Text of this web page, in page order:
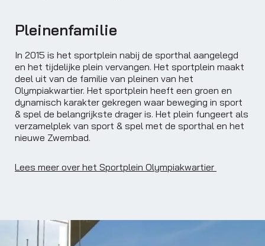
Pleinenfamilie
In 2015 is het sportplein nabij de sporthal aangelegd
en het tijdelijke plein vervangen. Het sportplein maakt
deel uit van de familie van pleinen van het
Olympiakwartier. Het sportplein heeft een groen en
dynamisch karakter gekregen waar beweging in sport
& spel de belangrijkste drager is. Het plein fungeert als
verzamelplek van sport & spel met de sporthal en het
nieuwe Zwembad.
Lees meer over het Sportplein Olympiakwartier